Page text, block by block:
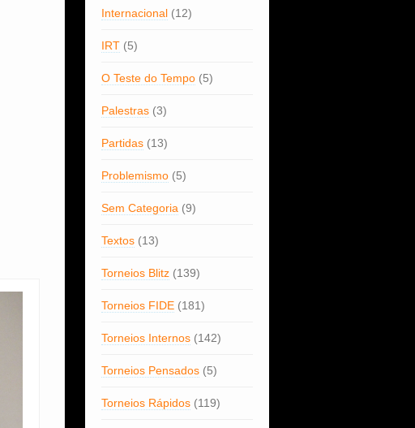
Internacional(12)
IRT(5)
O Teste do Tempo(5)
Palestras(3)
Partidas(13)
Problemismo(5)
Sem Categoria(9)
Textos(13)
Torneios Blitz(139)
Torneios FIDE(181)
Torneios Internos(142)
Torneios Pensados(5)
Torneios Rápidos(119)